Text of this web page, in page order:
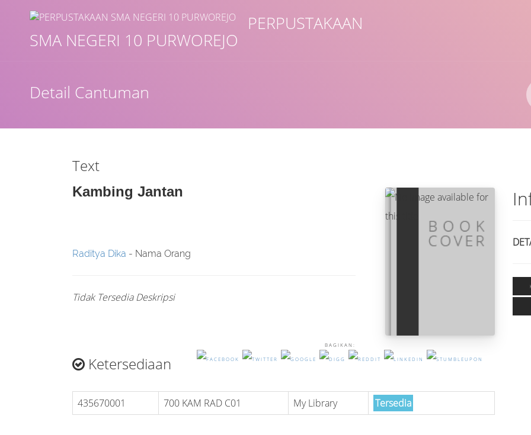
PERPUSTAKAAN
SMA NEGERI 10 PURWOREJO
Detail Cantuman
Text
Kambing Jantan
BAGIKAN:
Raditya Dika - Nama Orang
Tidak Tersedia Deskripsi
Ketersediaan
435670001 700 KAM RAD C01 My Library Tersedia